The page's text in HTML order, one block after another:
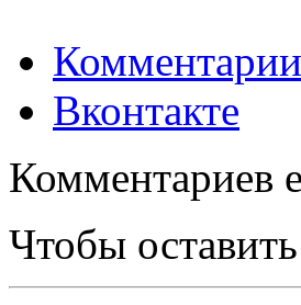
Комментарии
Вконтакте
Комментариев
Чтобы